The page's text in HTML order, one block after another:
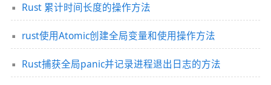
Rust 累计时间长度的操作方法
rust使用Atomic创建全局变量和使用操作方法
Rust捕获全局panic并记录进程退出日志的方法